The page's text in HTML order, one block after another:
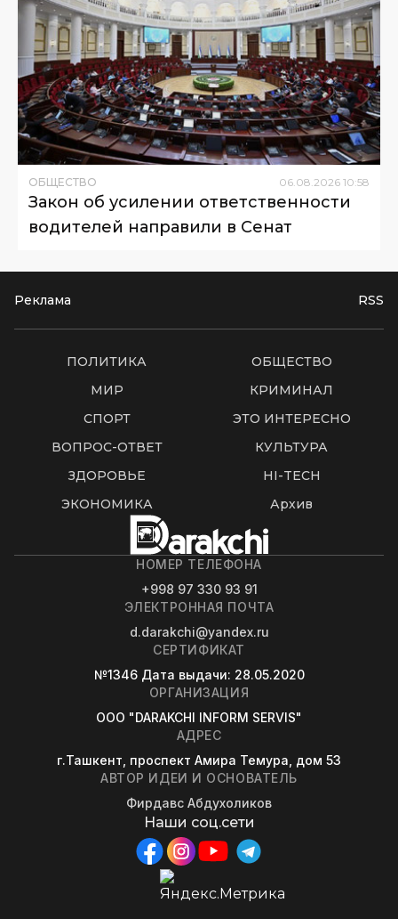
ОБЩЕСТВО 06 08 2026 10:58
Закон об усилении ответственности
водителей направили в Сенат
Реклама RSS
ПОЛИТИКА
ОБЩЕСТВО
МИР
КРИМИНАЛ
СПОРТ
ЭТО ИНТЕРЕСНО
ВОПРОС-ОТВЕТ
КУЛЬТУРА
ЗДОРОВЬЕ
HI-TECH
ЭКОНОМИКА
Архив
НОМЕР ТЕЛЕФОНА
+998 97 330 93 91
ЭЛЕКТРОННАЯ ПОЧТА
d.darakchi@yandex.ru
СЕРТИФИКАТ
№1346 Дата выдачи: 28.05.2020
ОРГАНИЗАЦИЯ
OOO "DARAKCHI INFORM SERVIS"
АДРЕС
г.Ташкент, проспект Амира Темура, дом 53
АВТОР ИДЕИ И ОСНОВАТЕЛЬ
Фирдавс Абдухоликов
Наши соц.сети